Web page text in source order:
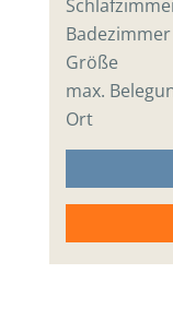
Badezimmer
Größe
max.
Ort